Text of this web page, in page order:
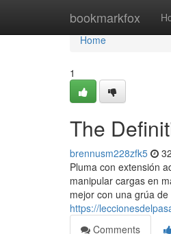
bookmarkfox
Home
Home
1
The
brennusm228zfk5
Pluma con extensión
manipular cargas en
mejor con una grúa
https://
Comments